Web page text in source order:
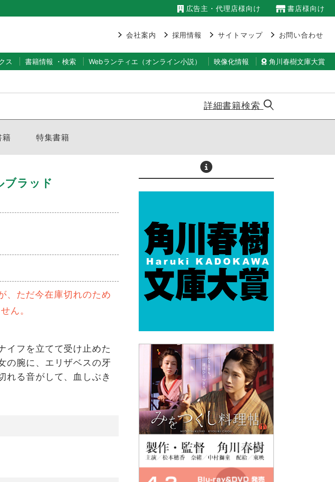
広告主・代理店様向け 書店様向け
会社案内 採用情報 サイトマップ お問い合わせ
ス 書籍情報 ・ 検索 Webランティエ（オンライン小説） 映像化情報 角川春樹文庫大賞
詳細書籍検索
籍 特集書籍
ラッド
、ただ今在庫切れのため
ん。
イフを立てて受け止めた
の腕に、エリザベスの牙
れる音がして、血しぶき